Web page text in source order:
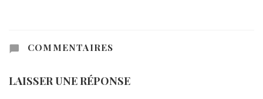
COMMENTAIRES
LAISSER UNE RÉPONSE